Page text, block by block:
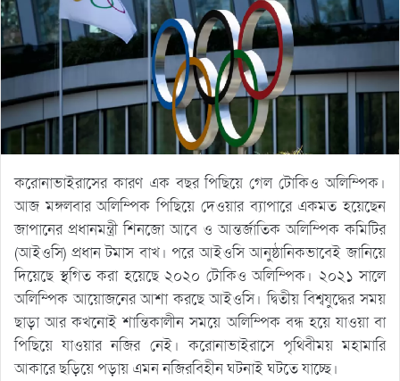
করোনাভাইরাসের কারণ এক বছর পিছিয়ে গেল টোকিও অলিম্পিক।
আজ মঙ্গলবার অলিম্পিক পিছিয়ে দেওয়ার ব্যাপারে একমত হয়েছেন
জাপানের প্রধানমন্ত্রী শিনজো আবে ও আন্তর্জাতিক অলিম্পিক কমিটির
(আইওসি) প্রধান টমাস বাখ। পরে আইওসি আনুষ্ঠানিকভাবেই জানিয়ে
দিয়েছে স্থগিত করা হয়েছে ২০২০ টোকিও অলিম্পিক। ২০২১ সালে
অলিম্পিক আয়োজনের আশা করছে আইওসি। দ্বিতীয় বিশ্বযুদ্ধের সময়
ছাড়া আর কখনোই শান্তিকালীন সময়ে অলিম্পিক বন্ধ হয়ে যাওয়া বা
পিছিয়ে যাওয়ার নজির নেই। করোনাভাইরাসে পৃথিবীময় মহামারি
আকারে ছড়িয়ে পড়ায় এমন নজিরবিহীন ঘটনাই ঘটতে যাচ্ছে।